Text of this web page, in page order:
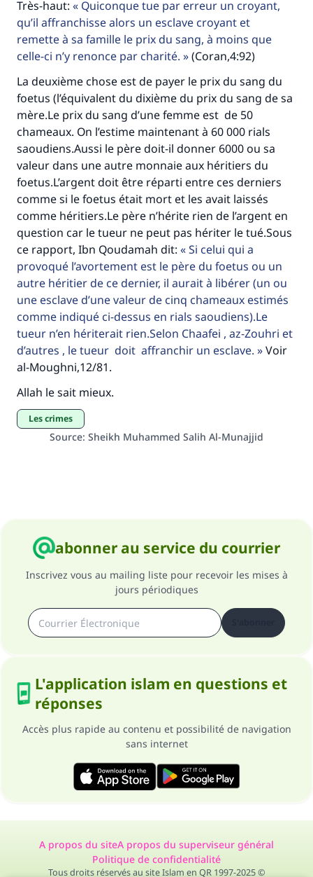
Très-haut:
Quiconque tue par erreur un croyant,
qu’il affranchisse alors un esclave croyant et
remette à sa famille le prix du sang, à moins que
celle-ci n’y renonce par charité.
(Coran,4:92)
La deuxième chose est de payer le prix du sang du
foetus (l’équivalent du dixième du prix du sang de sa
mère.Le prix du sang d’une femme est de 50
chameaux. On l’estime maintenant à 60 000 rials
saoudiens.Aussi le père doit-il donner 6000 ou sa
valeur dans une autre monnaie aux héritiers du
foetus.L’argent doit être réparti entre ces derniers
comme si le foetus était mort et les avait laissés
comme héritiers.Le père n’hérite rien de l’argent en
question car le tueur ne peut pas hériter le tué.Sous
ce rapport, Ibn Qoudamah dit:
Si celui qui a
provoqué l’avortement est le père du foetus ou un
autre héritier de ce dernier, il aurait à libérer (un ou
une esclave d’une valeur de cinq chameaux estimés
comme indiqué ci-dessus en rials saoudiens).Le
tueur n’en hériterait rien.Selon Chaafei , az-Zouhri et
d’autres , le tueur doit affranchir un esclave.
Voir
al-Moughni,12/81.
Allah le sait mieux.
Les crimes
Source: Sheikh Muhammed Salih Al-Munajjid
abonner au service du courrier
Inscrivez vous au mailing liste pour recevoir les mises à
jours périodiques
L'application islam en questions et
réponses
Accès plus rapide au contenu et possibilité de navigation
sans internet
A propos du siteA propos du superviseur général
Politique de confidentialité
Tous droits réservés au site Islam en QR 1997-2025 ©
même récompense que celui qui le fait."
(MOUSLIM 1893)
Soutenez IslamQA